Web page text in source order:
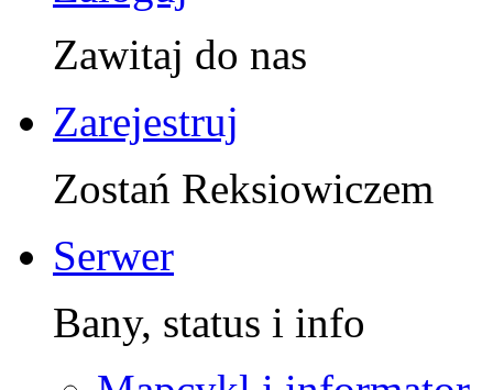
Zawitaj do nas
Zarejestruj
Zostań Reksiowiczem
Serwer
Bany, status i info